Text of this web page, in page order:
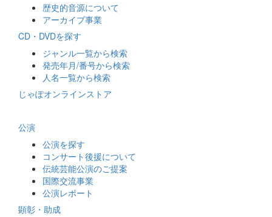
歴史的音源について
アーカイブ事業
CD・DVDを探す
ジャンル一覧から検索
発売年月/番号から検索
人名一覧から検索
じゃぽオンラインストア
公演
公演を探す
コンサート後援について
伝統芸能公演のご提案
国際交流事業
公演レポート
顕彰・助成